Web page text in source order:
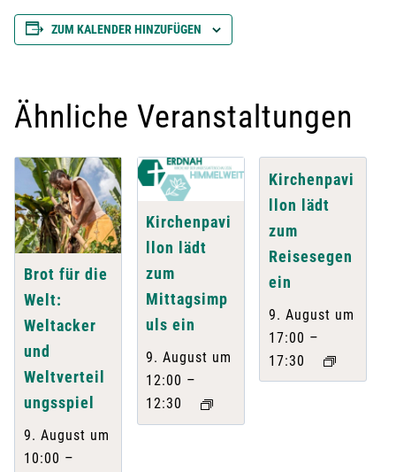
ZUM KALENDER HINZUFÜGEN
Ähnliche Veranstaltungen
Brot für die
Welt:
Weltacker
und
Weltverteil
ungsspiel
9. August um
10:00 –
Kirchenpavi
llon lädt
zum
Mittagsimp
uls ein
9. August um
12:00 –
12:30
Kirchenpavi
llon lädt
zum
Reisesegen
ein
9. August um
17:00 –
17:30